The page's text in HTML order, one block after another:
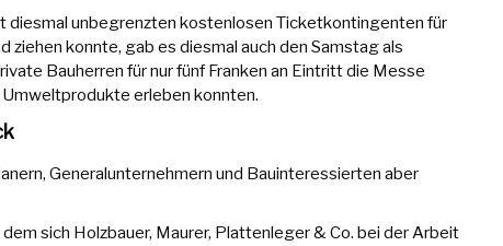
diesmal unbegrenzten kostenlosen Ticketkontingenten für
konnte, gab es diesmal auch den Samstag als
Bauherren für nur fünf Franken an Eintritt die Messe
Umweltprodukte erleben konnten.
Generalunternehmern und Bauinteressierten aber
sich Holzbauer, Maurer, Plattenleger & Co. bei der Arbeit